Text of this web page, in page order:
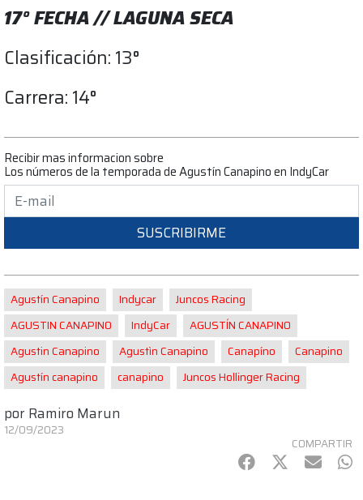
17° FECHA // LAGUNA SECA
Clasificación: 13°
Carrera: 14°
Recibir mas informacion sobre
Los números de la temporada de Agustín Canapino en IndyCar
SUSCRIBIRME
Agustín Canapino Indycar
Juncos Racing
AGUSTIN CANAPINO
IndyCar
AGUSTÍN CANAPINO
Agustin Canapino
Agustìn Canapino Canapíno
Canapino
Agustín canapino
canapino Juncos Hollinger Racing
por Ramiro Marun
12/09/2023
COMPARTIR
Facebook
Twitter
mail